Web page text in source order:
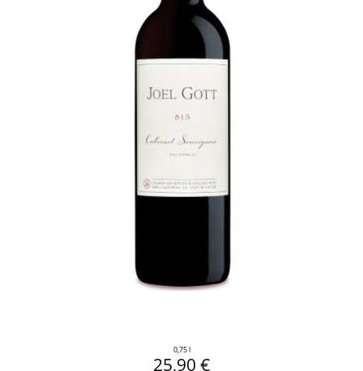
0,75 l
25,90 €